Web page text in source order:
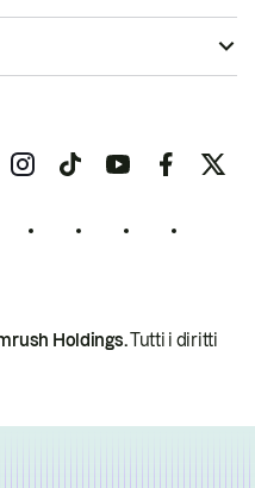
Holdings.Tutti i diritti